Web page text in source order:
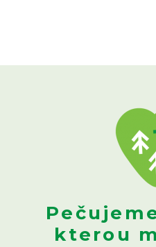
kterou